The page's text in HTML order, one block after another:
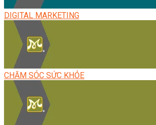
DIGITAL MARKETING
CHĂM SÓC SỨC KHỎE